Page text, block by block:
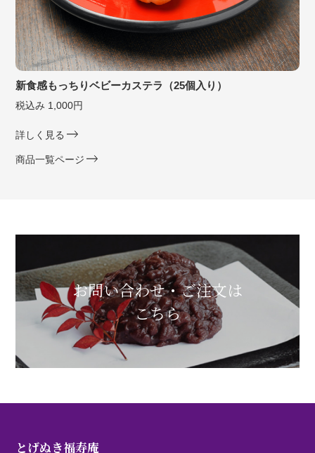
新食感もっちりベビーカステラ（25個入り）
税込み 1,000円
詳しく見る
商品一覧ページ
お問い合わせ・ご注文は
こちら
とげぬき福寿庵